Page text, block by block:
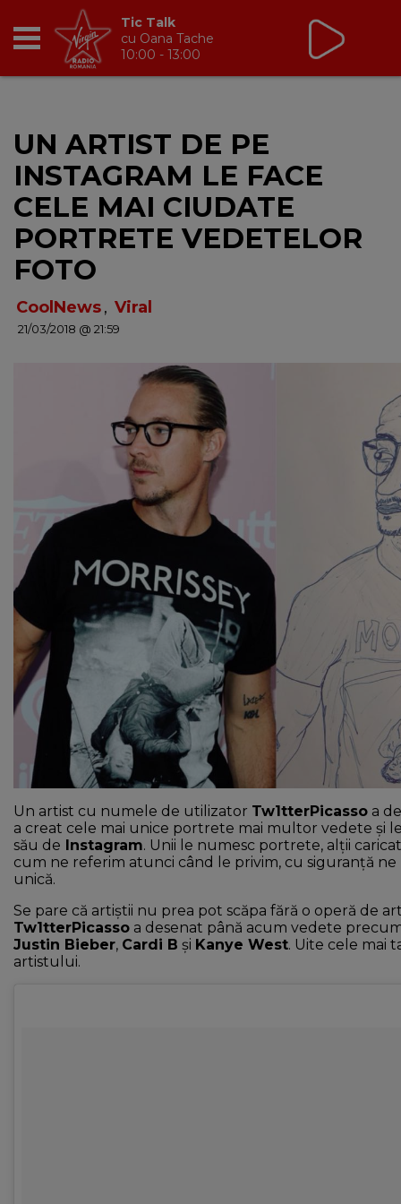
BREAKFAST
TIC TALK
CÂȘTIGĂ
DANCEFLOOR CHART
RADIO ACADEMY
Tic Talk
cu Oana Tache
10:00 - 13:00
UN ARTIST DE PE
INSTAGRAM LE FACE
CELE MAI CIUDATE
PORTRETE VEDETELOR
FOTO
CoolNews, Viral
21/03/2018 @ 21:59
Un artist cu numele de utilizator Tw1tterPicasso a
a creat cele mai unice portrete mai multor vedete și
său de Instagram. Unii le numesc portrete, alții
cum ne referim atunci când le privim, cu siguranță ne
unică.
Se pare că artiștii nu prea pot scăpa fără o operă de
Tw1tterPicasso a desenat până acum vedete
Justin Bieber, Cardi B și Kanye West. Uite cele mai
artistului.